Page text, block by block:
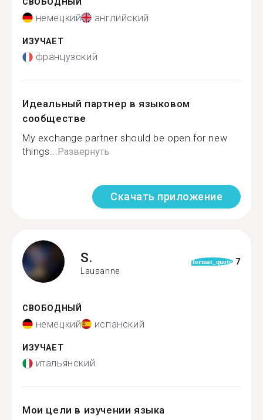
СВОБОДНЫЙ
немецкий английский
ИЗУЧАЕТ
французский
Идеальный партнер в языковом
сообществе
My exchange partner should be open for new
things...Развернуть
Скачать приложение
S.
Lausanne
format_quote 7
СВОБОДНЫЙ
немецкий испанский
ИЗУЧАЕТ
итальянский
Мои цели в изучении языка